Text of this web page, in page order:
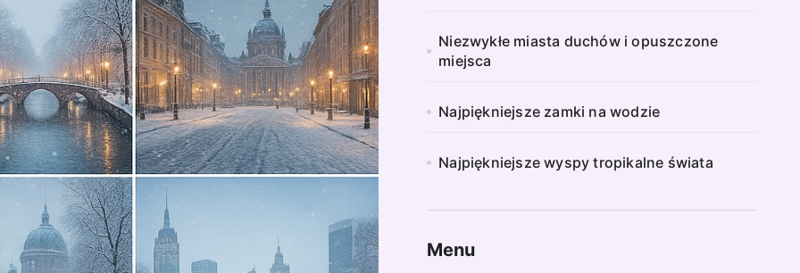
Niezwykłe miasta duchów i opuszczone
miejsca
Najpiękniejsze zamki na wodzie
Najpiękniejsze wyspy tropikalne świata
Menu